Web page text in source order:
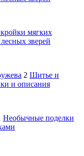
мягких
зверей
2 Шитье и
и описания
Необычные поделки